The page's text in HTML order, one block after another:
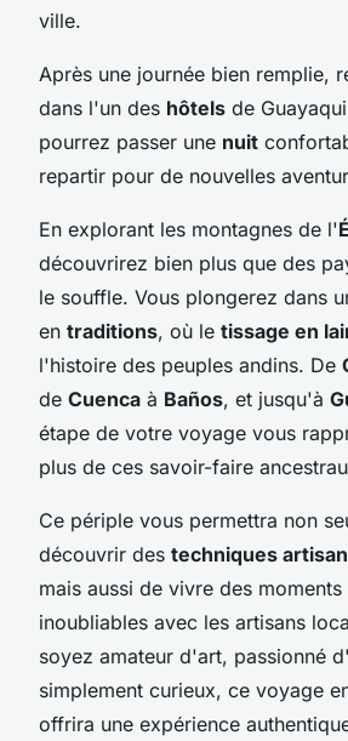
ville.
Après une journée bien remplie,
dans l'un des hôtels de
pourrez passer une nuit
repartir pour de nouvelles
En explorant les montagnes de l'
découvrirez bien plus que des
le souffle. Vous plongerez dans
en traditions, où le tissage en
l'histoire des peuples andins. De
de Cuenca à Baños, et jusqu'à
étape de votre voyage vous
plus de ces savoir-faire
Ce périple vous permettra non
découvrir des techniques
mais aussi de vivre des
inoubliables avec les artisans
soyez amateur d'art, passionné
simplement curieux, ce voyage
offrira une expérience